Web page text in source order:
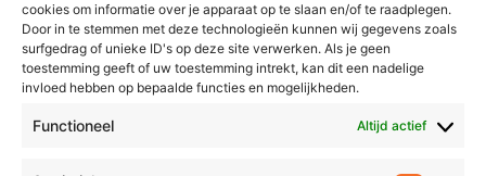
cookies om informatie over je apparaat op te slaan en/of te raadplegen.
Door in te stemmen met deze technologieën kunnen wij gegevens zoals
surfgedrag of unieke ID's op deze site verwerken. Als je geen
toestemming geeft of uw toestemming intrekt, kan dit een nadelige
invloed hebben op bepaalde functies en mogelijkheden.
Functioneel Altijd actief
Leudal
Maasgouw
Echt-Susteren